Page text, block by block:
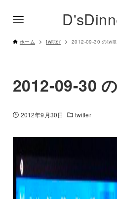
ホーム twitter 2012-09-30 の
2012-09-30
2012年9月30日 twitter